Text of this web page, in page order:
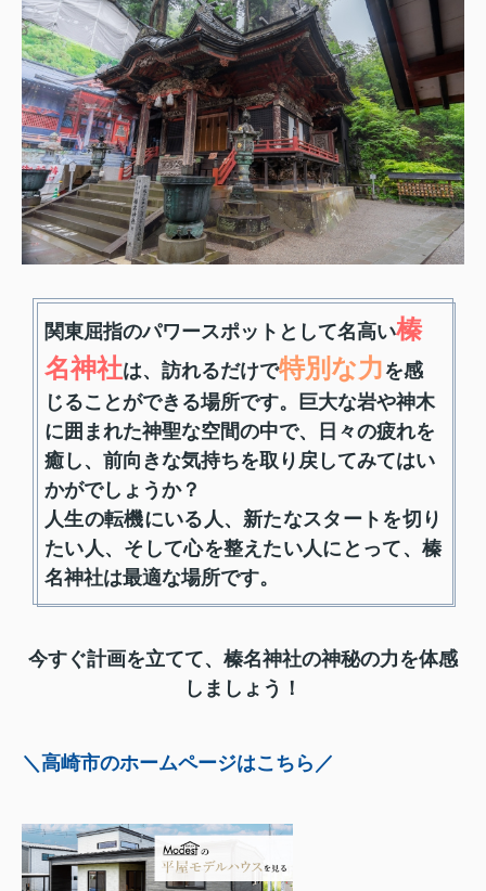
関東屈指のパワースポットとして名高い榛
名神社は、訪れるだけで特別な力を感
じることができる場所です。巨大な岩や神木
に囲まれた神聖な空間の中で、日々の疲れを
癒し、前向きな気持ちを取り戻してみてはい
かがでしょうか？
人生の転機にいる人、新たなスタートを切り
たい人、そして心を整えたい人にとって、榛
名神社は最適な場所です。
今すぐ計画を立てて、榛名神社の神秘の力を体感
しましょう！
＼高崎市のホームページはこちら／